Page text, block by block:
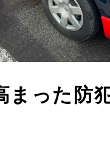
まった防